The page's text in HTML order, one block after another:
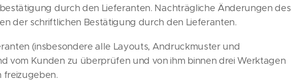
durch den Lieferanten. Nachträgliche Änderungen des
der schriftlichen Bestätigung durch den Lieferanten.
(insbesondere alle Layouts, Andruckmuster und
vom Kunden zu überprüfen und von ihm binnen drei Werktagen
freizugeben.